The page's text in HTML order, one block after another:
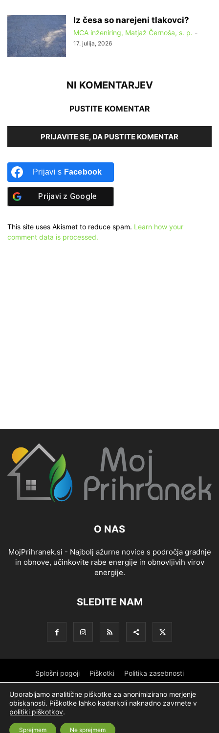
Iz česa so narejeni tlakovci?
MCA inženiring, Matjaž Černoša, s. p. -
17. julija, 2026
NI KOMENTARJEV
PUSTITE KOMENTAR
PRIJAVITE SE, DA PUSTITE KOMENTAR
Prijavi s Facebook
Prijavi z Google
This site uses Akismet to reduce spam. Learn how your
comment data is processed.
O NAS
MojPrihranek.si - Najbolj ažurne novice s področja gradnje
in obnove, učinkovite rabe energije in obnovljivih virov
energije.
SLEDITE NAM
Splošni pogoji Piškotki Politika zasebnosti
Oglaševanje Partnerji Sofinanciranje Logotip
O podjetju
Uporabljamo analitične piškotke za anonimizirano merjenje
obiskanosti. Piškotke lahko kadarkoli naknadno zavrnete v
politiki piškotkov.
Sprejmem Ne sprejmem